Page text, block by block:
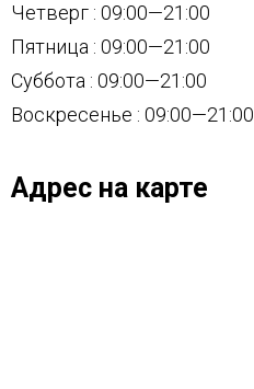
Четверг : 09:00—21:00
Пятница : 09:00—21:00
Суббота : 09:00—21:00
Воскресенье : 09:00—21:00
Адрес на карте